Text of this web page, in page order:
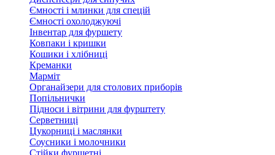
Ємності і млинки для спецій
Ємності охолоджуючі
Інвентар для фуршету
Ковпаки і кришки
Кошики і хлібниці
Креманки
Марміт
Органайзери для столових приборів
Попільнички
Підноси і вітрини для фурштету
Серветниці
Цукорниці і маслянки
Соусники і молочники